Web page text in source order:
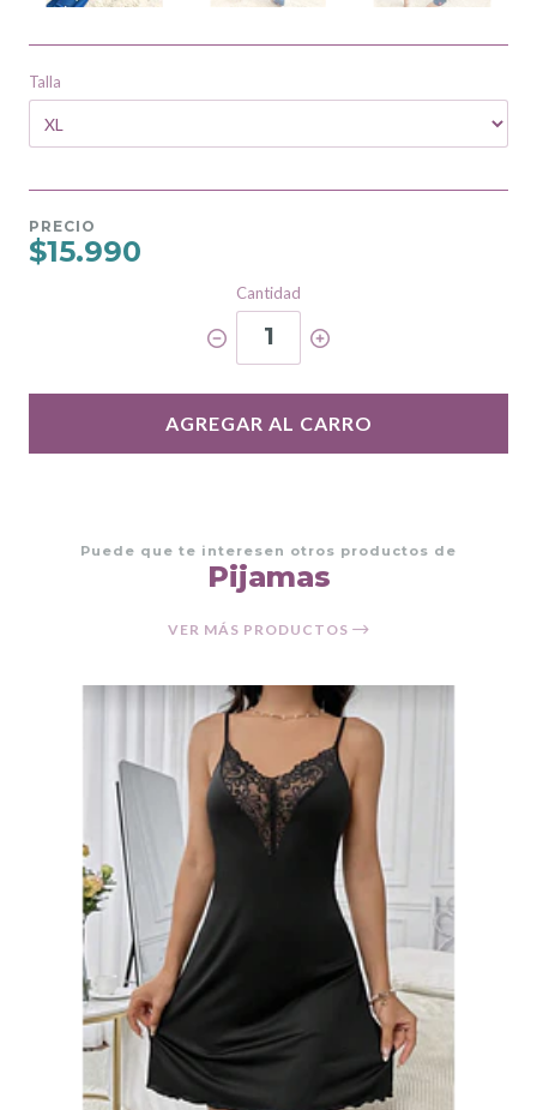
Talla
PRECIO
$15.990
Cantidad
1
AGREGAR AL CARRO
Puede que te interesen otros productos de
Pijamas
VER MÁS PRODUCTOS